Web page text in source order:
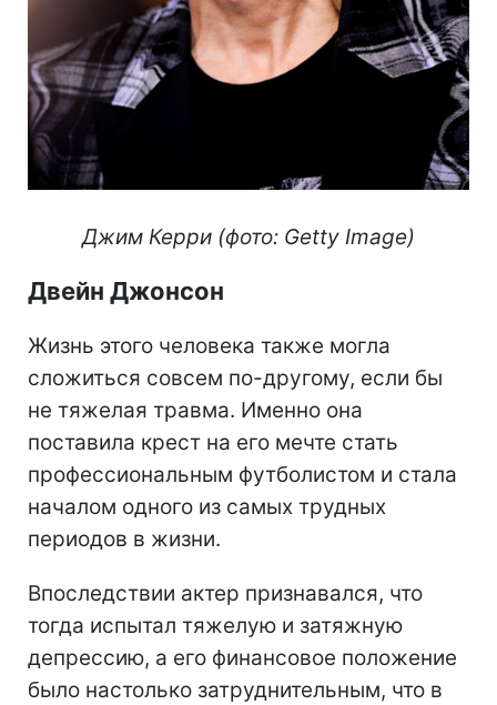
Джим Керри (фото: Getty Image)
Двейн Джонсон
Жизнь этого человека также могла
сложиться совсем по-другому, если бы
не тяжелая травма. Именно она
поставила крест на его мечте стать
профессиональным футболистом и стала
началом одного из самых трудных
периодов в жизни.
Впоследствии актер признавался, что
тогда испытал тяжелую и затяжную
депрессию, а его финансовое положение
было настолько затруднительным, что в